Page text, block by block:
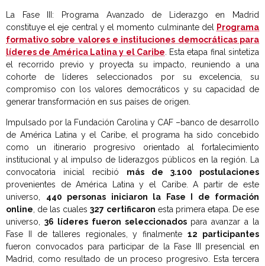
La Fase III: Programa Avanzado de Liderazgo en Madrid
constituye el eje central y el momento culminante del
Programa
formativo sobre valores e instituciones democráticas para
líderes de América Latina y el Caribe . Esta etapa final sintetiza
el recorrido previo y proyecta su impacto, reuniendo a una
cohorte de líderes seleccionados por su excelencia, su
compromiso con los valores democráticos y su capacidad de
generar transformación en sus países de origen.
Impulsado por la Fundación Carolina y CAF –banco de desarrollo
de América Latina y el Caribe, el programa ha sido concebido
como un itinerario progresivo orientado al fortalecimiento
institucional y al impulso de liderazgos públicos en la región. La
convocatoria inicial recibió más de 3.100 postulaciones
provenientes de América Latina y el Caribe. A partir de este
universo, 440 personas iniciaron la Fase I de formación
online , de las cuales327 certificaron esta primera etapa. De ese
universo, 36 líderes fueron seleccionadospara avanzar a la
Fase II de talleres regionales, y finalmente12 participantes
fueron convocados para participar de la Fase III presencial en
Madrid, como resultado de un proceso progresivo. Esta tercera